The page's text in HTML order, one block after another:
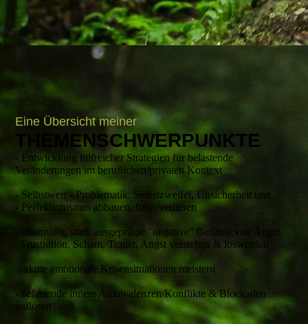
Eine Übersicht meiner
THEMENSCHWERPUNKTE
- Entwicklung hilfreicher Strategien für belastende
Veränderungen im beruflichen/privaten Kontext
- Selbstwert - Problematik: Selbstzweifel, Unsicherheit und
- Perfektionismus abbauen, bzw. verlieren
- übermäßig stark ausgeprägte "negative" Gefühle von Ärger,
Frustration, Scham, Trauer, Angst verstehen & loswerden
- akute emotionale Krisensituationen meistern
- belastende innere Ambivalenzen/Konflikte & Blockaden
auflösen